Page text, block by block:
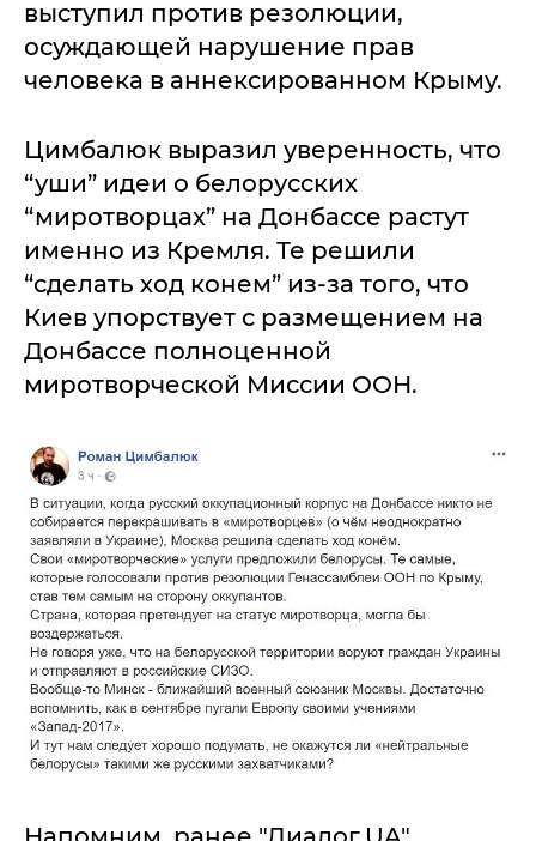
выступил против резолюции,
осуждающей нарушение прав
человека в аннексированном Крыму.
Цимбалюк выразил уверенность, что
“уши” идеи о белорусских
“миротворцах” на Донбассе растут
именно из Кремля. Те решили
“сделать ход конем” из-за того, что
Киев упорствует с размещением на
Донбассе полноценной
миротворческой Миссии ООН.